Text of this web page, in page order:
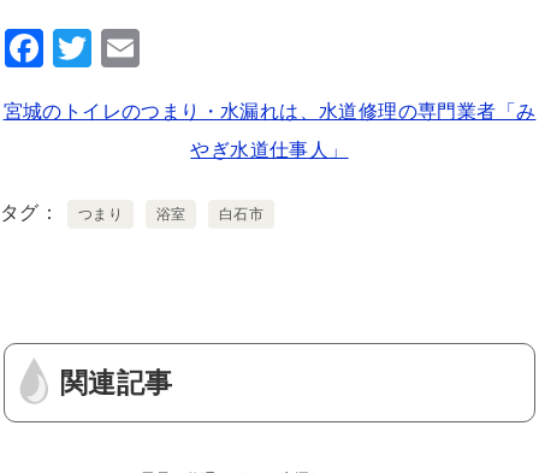
F
c
b
T
tt ai
宮城のトイレのつまり・水漏れは、水道修理の専門業者「み
やぎ水道仕事人」
タグ つまり 浴室 白石市
関連記事